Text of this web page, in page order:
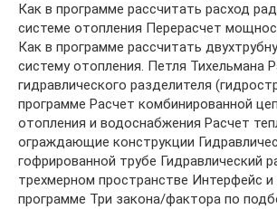
Как в программе рассчитать расход
системе отопления Перерасчет
Как в программе рассчитать
систему отопления. Петля Тихельмана
гидравлического разделителя
программе Расчет комбинированной
отопления и водоснабжения Расчет
ограждающие конструкции
гофрированной трубе Гидравлический
трехмерном пространстве Интерфейс и
программе Три закона/фактора по